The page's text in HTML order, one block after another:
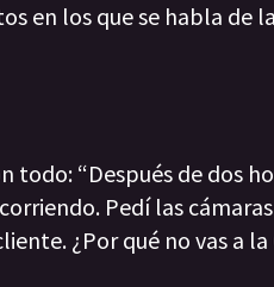
en los que se habla de
todo: “Después de dos
Pedí las
¿Por qué no vas a